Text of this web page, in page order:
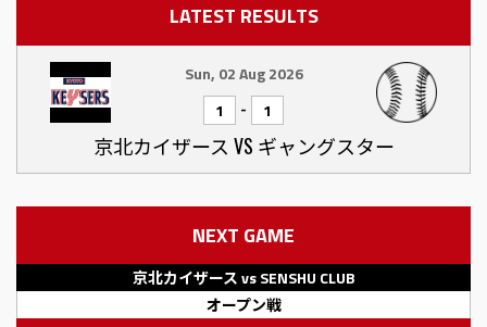
LATEST RESULTS
Sun, 02 Aug 2026
1
- 1
京北カイザース VS ギャングスター
NEXT GAME
京北カイザース vs SENSHU CLUB
オープン戦